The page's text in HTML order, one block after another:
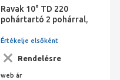
Ravak 10° TD 220
pohártartó 2 pohárral,
Rendelésre
Értékelje elsőként
web ár